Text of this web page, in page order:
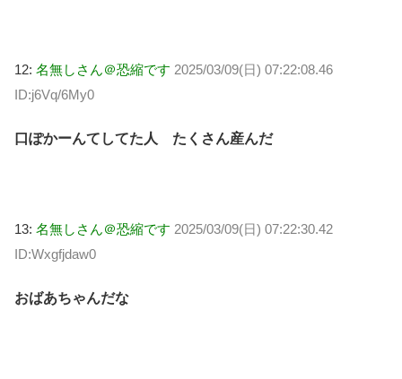
12: 名無しさん＠恐縮です 2025/03/09(日) 07:22:08.46
ID:j6Vq/6My0
口ぽかーんてしてた人 たくさん産んだ
13: 名無しさん＠恐縮です 2025/03/09(日) 07:22:30.42
ID:Wxgfjdaw0
おばあちゃんだな